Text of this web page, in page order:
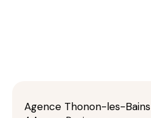
Agence Thonon-les-Bains